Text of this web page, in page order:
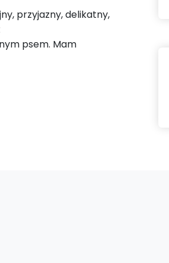
przyjazny, delikatny,
psem. Mam